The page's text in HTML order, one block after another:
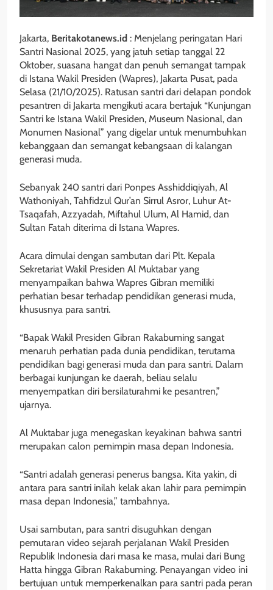
Jakarta, Beritakotanews.id : Menjelang peringatan Hari
Santri Nasional 2025, yang jatuh setiap tanggal 22
Oktober, suasana hangat dan penuh semangat tampak
di Istana Wakil Presiden (Wapres), Jakarta Pusat, pada
Selasa (21/10/2025). Ratusan santri dari delapan pondok
pesantren di Jakarta mengikuti acara bertajuk “Kunjungan
Santri ke Istana Wakil Presiden, Museum Nasional, dan
Monumen Nasional” yang digelar untuk menumbuhkan
kebanggaan dan semangat kebangsaan di kalangan
generasi muda.
Sebanyak 240 santri dari Ponpes Asshiddiqiyah, Al
Wathoniyah, Tahfidzul Qur’an Sirrul Asror, Luhur At-
Tsaqafah, Azzyadah, Miftahul Ulum, Al Hamid, dan
Sultan Fatah diterima di Istana Wapres.
Acara dimulai dengan sambutan dari Plt. Kepala
Sekretariat Wakil Presiden Al Muktabar yang
menyampaikan bahwa Wapres Gibran memiliki
perhatian besar terhadap pendidikan generasi muda,
khususnya para santri.
“Bapak Wakil Presiden Gibran Rakabuming sangat
menaruh perhatian pada dunia pendidikan, terutama
pendidikan bagi generasi muda dan para santri. Dalam
berbagai kunjungan ke daerah, beliau selalu
menyempatkan diri bersilaturahmi ke pesantren,”
ujarnya.
Al Muktabar juga menegaskan keyakinan bahwa santri
merupakan calon pemimpin masa depan Indonesia.
“Santri adalah generasi penerus bangsa. Kita yakin, di
antara para santri inilah kelak akan lahir para pemimpin
masa depan Indonesia,” tambahnya.
Usai sambutan, para santri disuguhkan dengan
pemutaran video sejarah perjalanan Wakil Presiden
Republik Indonesia dari masa ke masa, mulai dari Bung
Hatta hingga Gibran Rakabuming. Penayangan video ini
bertujuan untuk memperkenalkan para santri pada peran